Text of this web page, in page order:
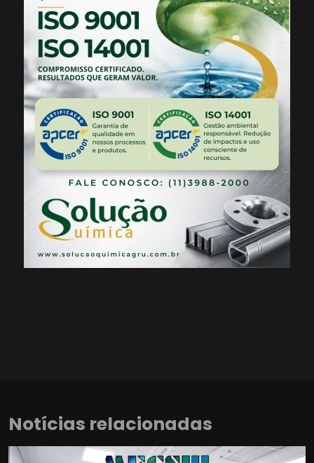
Notícias relacionadas